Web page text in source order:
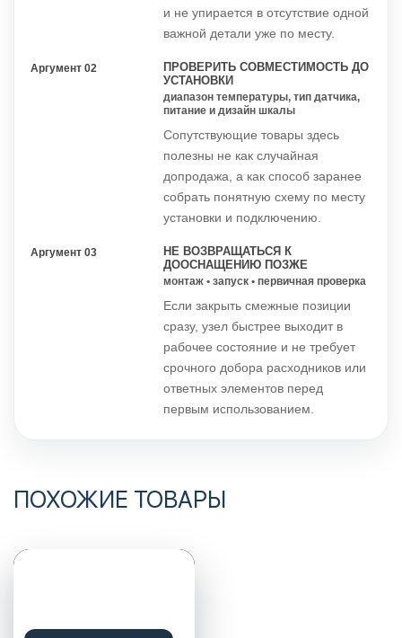
и не упирается в отсутствие одной
важной детали уже по месту.
Аргумент 02
ПРОВЕРИТЬ СОВМЕСТИМОСТЬ ДО
УСТАНОВКИ
диапазон температуры, тип датчика,
питание и дизайн шкалы
Сопутствующие товары здесь
полезны не как случайная
допродажа, а как способ заранее
собрать понятную схему по месту
установки и подключению.
Аргумент 03
НЕ ВОЗВРАЩАТЬСЯ К
ДООСНАЩЕНИЮ ПОЗЖЕ
монтаж • запуск • первичная проверка
Если закрыть смежные позиции
сразу, узел быстрее выходит в
рабочее состояние и не требует
срочного добора расходников или
ответных элементов перед
первым использованием.
ПОХОЖИЕ ТОВАРЫ